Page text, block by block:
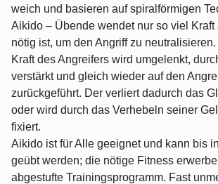
weich und basieren auf spiralförmigen
Aikido – Übende wendet nur so viel Kraft
nötig ist, um den Angriff zu
Kraft des Angreifers wird umgelenkt,
verstärkt und gleich wieder auf den
zurückgeführt. Der verliert dadurch das
oder wird durch das Verhebeln seiner
fixiert.
Aikido ist für Alle geeignet und kann bis
geübt werden; die nötige Fitness
abgestufte Trainingsprogramm. Fast